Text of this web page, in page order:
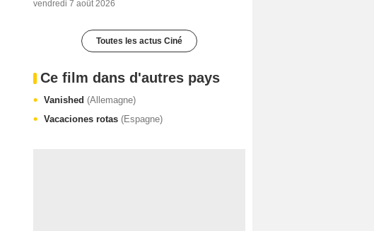
vendredi 7 août 2026
Toutes les actus Ciné
Ce film dans d'autres pays
Vanished (Allemagne)
Vacaciones rotas (Espagne)